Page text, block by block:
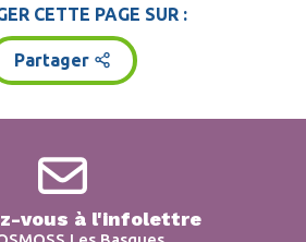
CETTE PAGE SUR :
Partager
vous à l'infolettre